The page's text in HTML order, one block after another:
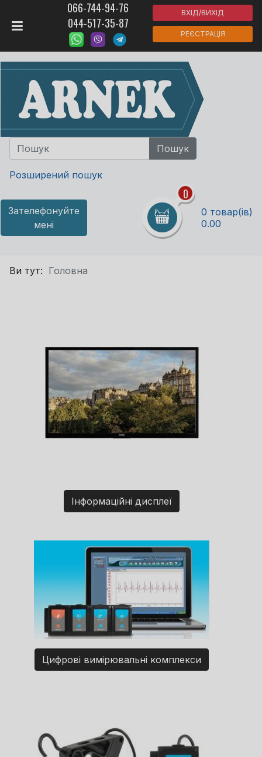
066-744-94-76
044-517-35-87
ВХІД/ВИХІД
РЕЄСТРАЦІЯ
Розширений пошук
Зателефонуйте
мені
0
0 товар(ів)
0.00
Ви тут: Головна
Інформаційні дисплеї
Цифрові вимірювальні комплекси